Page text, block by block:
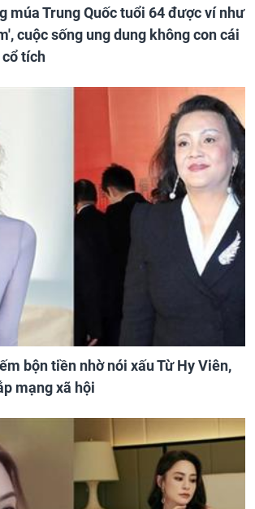
múa Trung Quốc tuổi 64 được ví như
cuộc sống ung dung không con cái
tích
bộn tiền nhờ nói xấu Từ Hy Viên,
mạng xã hội